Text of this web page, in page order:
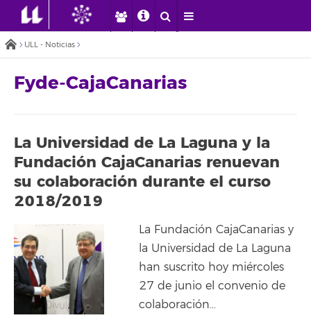
ULL - Noticias
Fyde-CajaCanarias
La Universidad de La Laguna y la
Fundación CajaCanarias renuevan
su colaboración durante el curso
2018/2019
La Fundación CajaCanarias y
la Universidad de La Laguna
han suscrito hoy miércoles
27 de junio el convenio de
colaboración…